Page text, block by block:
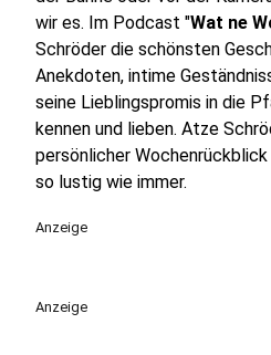
wir es. Im Podcast "Wat ne
Schröder die schönsten
Anekdoten, intime
seine Lieblingspromis in die
kennen und lieben. Atze
persönlicher
so lustig wie immer.
Anzeige
Anzeige